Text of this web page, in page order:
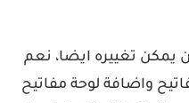
يمكن تغييره ايضا، نعم
واضافة لوحة مفاتيح